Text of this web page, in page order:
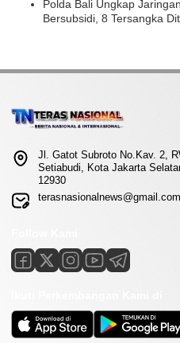
Polda Bali Ungkap
Bersubsidi, 8 Tersangka
Jl. Gatot Subroto No.Kav. 2,
Setiabudi, Kota Jakarta
12930
terasnasionalnews@gmail.com